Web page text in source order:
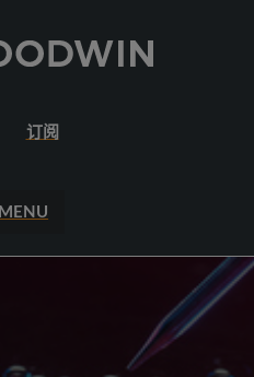
订阅
MENU